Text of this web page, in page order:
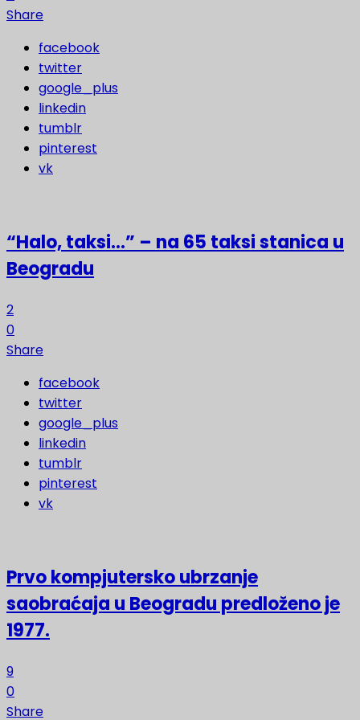
Share
facebook
twitter
google_plus
linkedin
tumblr
pinterest
vk
“Halo, taksi…” – na 65 taksi stanica u
Beogradu
2
0
Share
facebook
twitter
google_plus
linkedin
tumblr
pinterest
vk
Prvo kompjutersko ubrzanje
saobraćaja u Beogradu predloženo je
1977.
9
0
Share